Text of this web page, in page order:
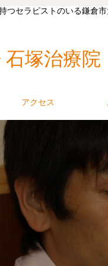
つセラピストのいる鎌倉
塚治療院
アクセス